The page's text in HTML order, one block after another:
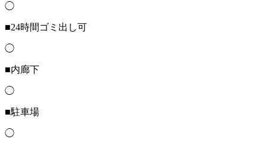
◯
■24時間ゴミ出し可
◯
■内廊下
◯
■駐車場
◯